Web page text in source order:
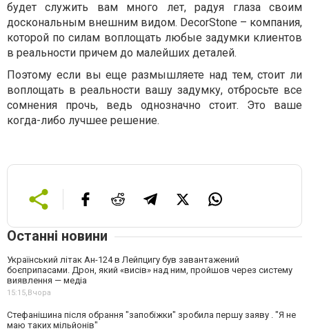
будет служить вам много лет, радуя глаза своим
доскональным внешним видом. DecorStone – компания,
которой по силам воплощать любые задумки клиентов
в реальности причем до малейших деталей.
Поэтому если вы еще размышляете над тем, стоит ли
воплощать в реальности вашу задумку, отбросьте все
сомнения прочь, ведь однозначно стоит. Это ваше
когда-либо лучшее решение.
Останні новини
Український літак Ан-124 в Лейпцигу був завантажений
боєприпасами. Дрон, який «висів» над ним, пройшов через систему
виявлення — медіа
15:15,Вчора
Стефанішина після обрання "запобіжки" зробила першу заяву . "Я не
маю таких мільйонів"